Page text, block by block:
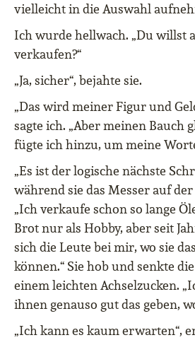
vielleicht in die Auswahl
Ich wurde hellwach. „Du willst
verkaufen?“
„Ja, sicher“, bejahte sie.
„Das wird meiner Figur und
sagte ich. „Aber meinen Bauch
fügte ich hinzu, um meine
„Es ist der logische nächste
während sie das Messer auf
„Ich verkaufe schon so lange
Brot nur als Hobby, aber seit
sich die Leute bei mir, wo sie
können.“ Sie hob und senkte
einem leichten Achselzucken.
ihnen genauso gut das geben,
„Ich kann es kaum erwarten“,